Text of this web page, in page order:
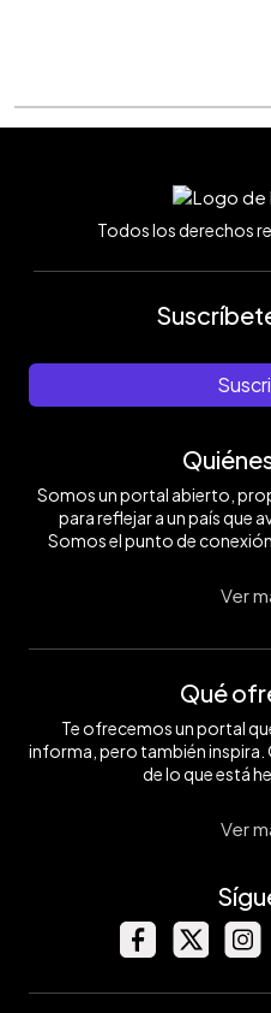
Todos los derechos
Somos un portal abierto,
para reflejar a un país que
Somos el punto de
Ver
Qué
Te ofrecemos un portal
informa, pero también
de lo que está
Ver